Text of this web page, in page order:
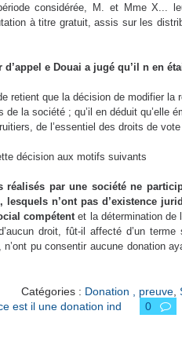
considérée, M. et Mme X...
à titre gratuit, assis sur les
e Douai a jugé qu’il n en
retient que la décision de modifier
de la société ; qu’il en déduit qu’elle
de l’essentiel des droits de
décision aux motifs suivants
réalisés par une société ne
n’ont pas d’existence
compétentet la détermination de
droit, fût-il affecté d’un
pu consentir aucune donation
Catégories : Donation , preuve,
est il une donation ind
0